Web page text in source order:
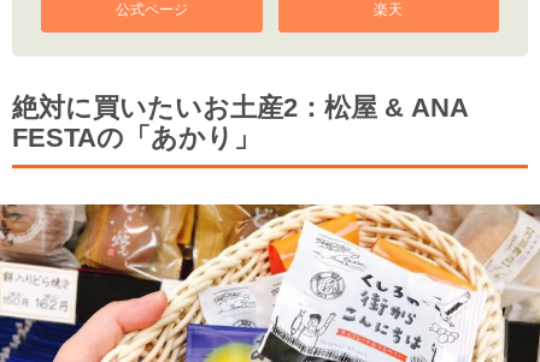
公式ページ 楽天
絶対に買いたいお土産2：松屋 & ANA
FESTAの「あかり」